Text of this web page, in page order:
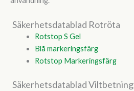
Säkerhetsdatablad Rotröta
Rotstop S Gel
Blå markeringsfärg
Rotstop Markeringsfärg
Säkerhetsdatablad Viltbetning